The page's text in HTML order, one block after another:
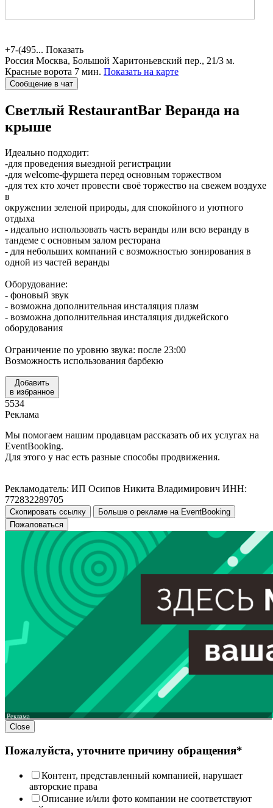
+7-(495... Показать
Россия Москва, Большой Харитоньевский пер., 21/3 м.
Красные ворота 7 мин. Показать на карте
Сообщение в чат
Светлый RestaurantBar Веранда на
крыше
Идеально подходит:
-для проведения выездной регистрации
-для welcome-фуршета перед основным торжеством
-для тех кто хочет провести своё торжество на свежем воздухе
в
окружении зеленой природы, для спокойного и уютного
отдыха
- идеально использовать часть веранды или всю веранду в
тандеме с основным залом ресторана
- для небольших компаний с возможностью зонирования в
одной из частей веранды
Оборудование:
- фоновый звук
- возможна дополнительная инсталяция плазм
- возможна дополнительная инсталяция диджейского
оборудования
Ограничение по уровню звука: после 23:00
Возможность использования барбекю
Добавить
в избранное
5534
Реклама
Мы помогаем нашим продавцам рассказать об их услугах на
EventBooking.
Для этого у нас есть разные способы продвижения.
Рекламодатель: ИП Осипов Никита Владимирович ИНН:
772832289705
Скопировать ссылку
Больше о рекламе на EventBooking
Пожаловаться
Реклама
Close
Пожалуйста, уточните причину обращения*
Контент, представленный компанией, нарушает
авторские права
Описание и/или фото компании не соответствуют